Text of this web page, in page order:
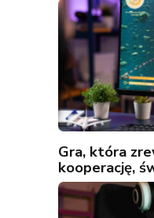
Gra, która
kooperację,